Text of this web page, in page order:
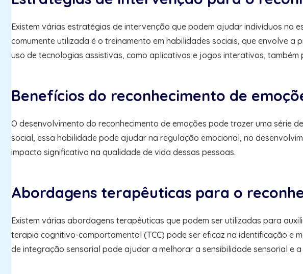
Existem várias estratégias de intervenção que podem ajudar indivíduos no
comumente utilizada é o treinamento em habilidades sociais, que envolve
uso de tecnologias assistivas, como aplicativos e jogos interativos, também
Benefícios do reconhecimento de
O desenvolvimento do reconhecimento de emoções pode trazer uma série
social, essa habilidade pode ajudar na regulação emocional, no
impacto significativo na qualidade de vida dessas pessoas.
Abordagens terapêuticas para o
Existem várias abordagens terapêuticas que podem ser utilizadas para
terapia cognitivo-comportamental (TCC) pode ser eficaz na identificação e
de integração sensorial pode ajudar a melhorar a sensibilidade sensorial e